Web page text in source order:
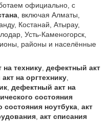
официально, с
, включая Алматы,
Костанай, Атырау,
Усть-Каменогорск,
районы и населённые
технику дефектный акт
на оргтехнику
дефектный акт на
состояния
состояния ноутбука акт
акт списания